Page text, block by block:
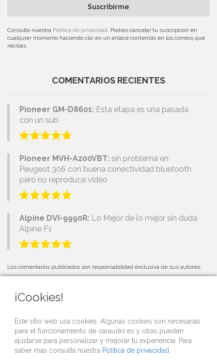
Suscribirme
Consulta nuestra Política de privacidad. Podrás cancelar tu suscripción en
cualquier momento haciendo clic en un enlace contenido en los correos que
recibas.
COMENTARIOS RECIENTES
Pioneer GM-D8601: Esta etapa es una pasada
con un sub
Pioneer MVH-A200VBT: sin problema en
Peugeot 306 con buena conectividad bluetooth
pero no reproduce video
Alpine DVI-9990R: Lo Mejor de lo mejor sin duda
Alpine F1
Los comentarios publicados son responsabilidad exclusiva de sus autores.
Si organizas una competición o evento de car audio y quieres que lo
publicitemos gratis desde nuestra web,contacta con nosotros.
¡Cookies!
Este sitio web usa cookies. Algunas cookies son necesarias
para el funcionamiento de caraudio.es y otras pueden
ajustarse para personalizar y mejorar tu experiencia. Para
saber más consulta nuestra Política de privacidad